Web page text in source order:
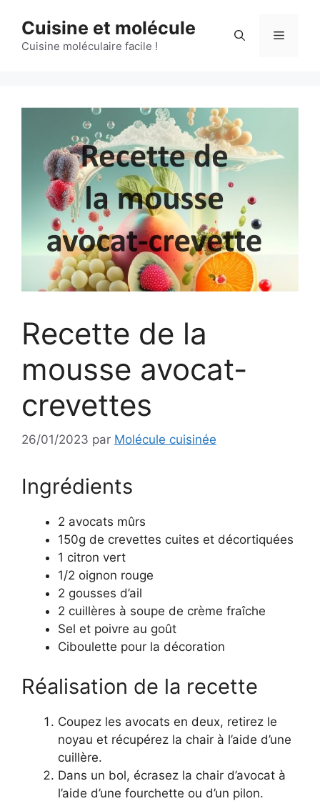
contenu
Cuisine et molécule
Cuisine moléculaire facile !
Menu
Recette de la
mousse avocat-
crevettes
26/01/2023 par Molécule cuisinée
Ingrédients
2 avocats mûrs
150g de crevettes cuites et décortiquées
1 citron vert
1/2 oignon rouge
2 gousses d’ail
2 cuillères à soupe de crème fraîche
Sel et poivre au goût
Ciboulette pour la décoration
Réalisation de la recette
Coupez les avocats en deux, retirez le
noyau et récupérez la chair à l’aide d’une
cuillère.
Dans un bol, écrasez la chair d’avocat à
l’aide d’une fourchette ou d’un pilon.